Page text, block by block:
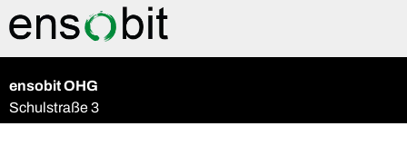
ensobit OHG
Schulstraße 3